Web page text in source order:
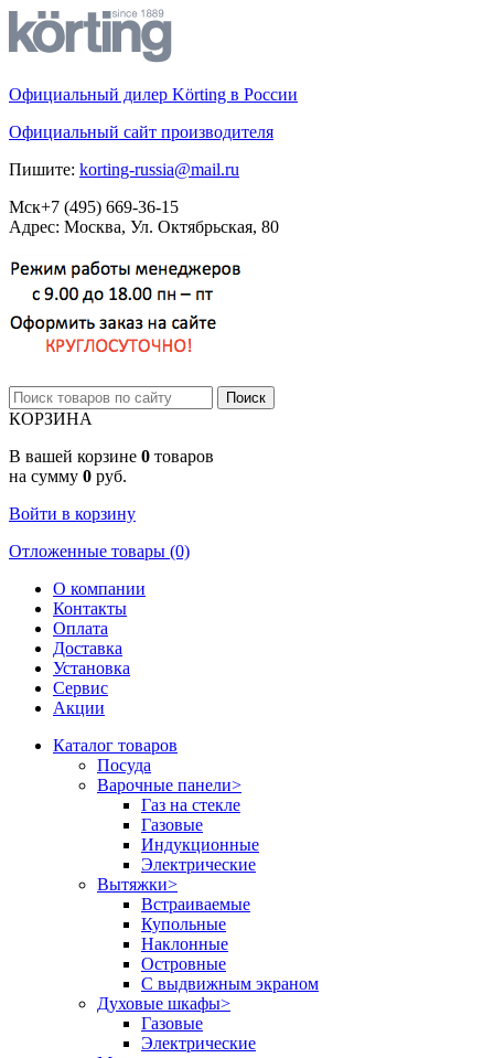
Официальный дилер Körting в России
Официальный сайт производителя
Пишите: korting-russia@mail.ru
Мск+7 (495) 669-36-15
Адрес: Москва, Ул. Октябрьская, 80
КОРЗИНА
В вашей корзине 0 товаров
на сумму 0 руб.
Войти в корзину
Отложенные товары (0)
О компании
Контакты
Оплата
Доставка
Установка
Сервис
Акции
Каталог товаров
Посуда
Варочные панели>
Газ на стекле
Газовые
Индукционные
Электрические
Вытяжки>
Встраиваемые
Купольные
Наклонные
Островные
С выдвижным экраном
Духовые шкафы>
Газовые
Электрические